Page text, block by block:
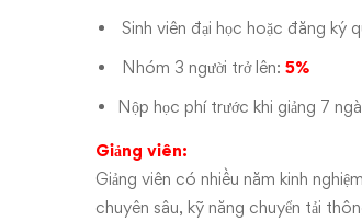
Sinh viên đại học hoặc đăng ký
Nhóm 3 người trở lên: 5%
Nộp học phí trước khi giảng 7
Giảng viên:
Giảng viên có nhiều năm kinh
chuyên sâu, kỹ năng chuyển tải